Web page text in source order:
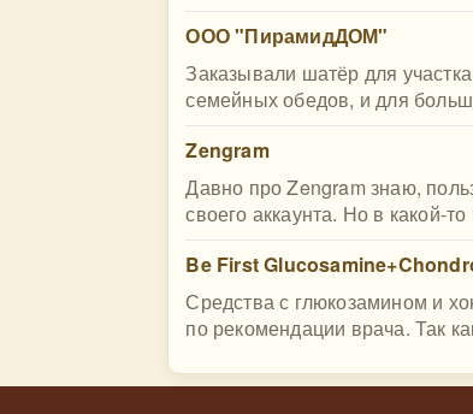
ООО "ПирамидДОМ"
Заказывали шатёр для
семейных обедов, и для
Zengram
Давно про Zengram знаю,
своего аккаунта. Но в какой-
Be First
Средства с глюкозамином и
по рекомендации врача. Так